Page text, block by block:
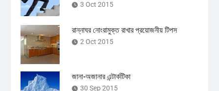
3 Oct 2015
রান্নাঘর নোংরামুক্ত রাখার প্রয়োজনীয় টিপস
2 Oct 2015
জানা-অজানার এন্টার্কটিকা
30 Sep 2015